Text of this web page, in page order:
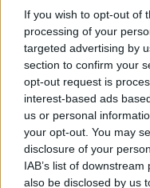
If you wish to opt-out of
processing of your
targeted advertising by
section to confirm your
opt-out request is
interest-based ads
us or personal
your opt-out. You may
disclosure of your
IAB’s list of
also be disclosed by us
Μιλγουόκι Μπακς: Η ζωή
Ανακοινώθηκε από την
Ντουμπάι ο Σενγκέλια (pics)